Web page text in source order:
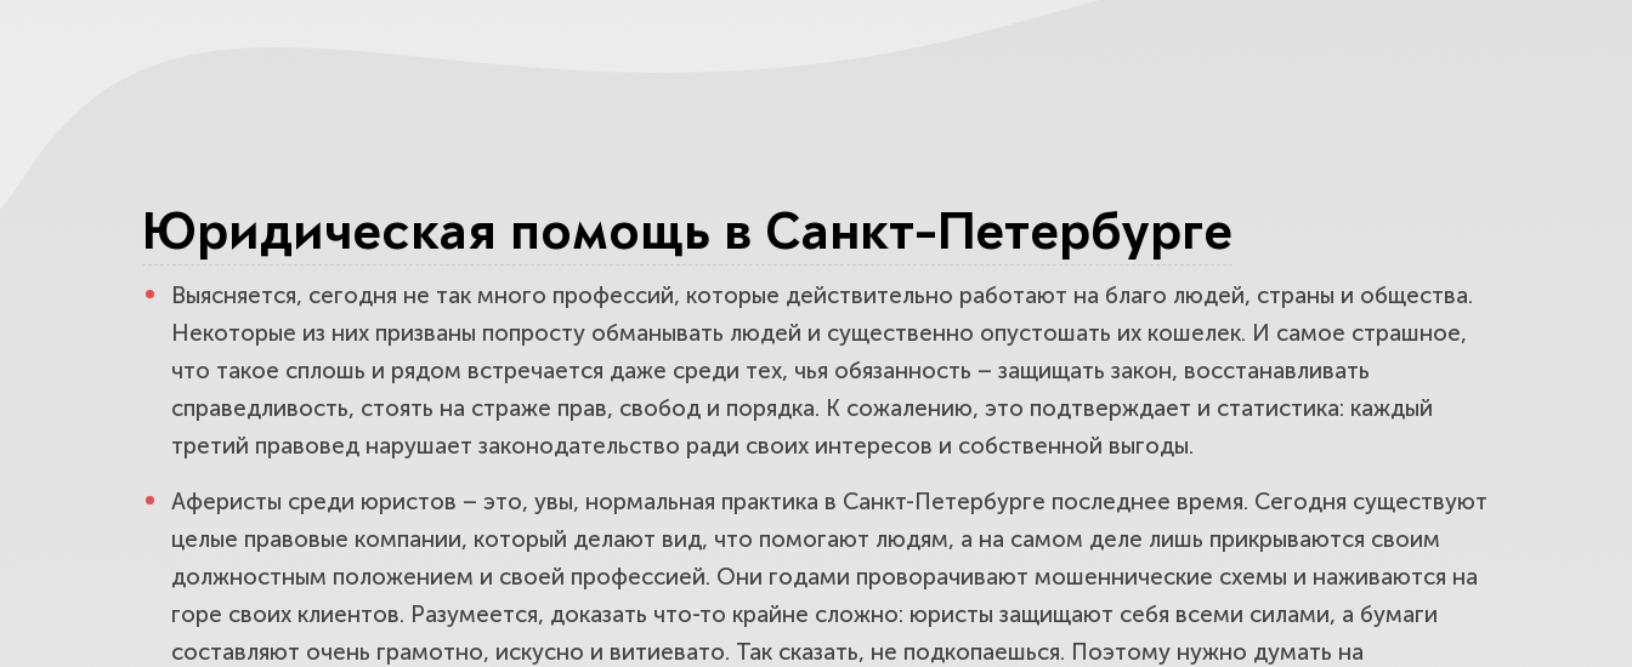
Какие юристы вас обокрадут
На что обратить внимание при выборе юридической фирмы?
Юридическая помощь в Санкт-Петербурге
Выясняется, сегодня не так много профессий, которые действительно работают на благо людей, страны и общества.
Некоторые из них призваны попросту обманывать людей и существенно опустошать их кошелек. И самое страшное,
что такое сплошь и рядом встречается даже среди тех, чья обязанность – защищать закон, восстанавливать
справедливость, стоять на страже прав, свобод и порядка. К сожалению, это подтверждает и статистика: каждый
третий правовед нарушает законодательство ради своих интересов и собственной выгоды.
Аферисты среди юристов – это, увы, нормальная практика в Санкт-Петербурге последнее время. Сегодня существуют
целые правовые компании, который делают вид, что помогают людям, а на самом деле лишь прикрываются своим
должностным положением и своей профессией. Они годами проворачивают мошеннические схемы и наживаются на
горе своих клиентов. Разумеется, доказать что-то крайне сложно: юристы защищают себя всеми силами, а бумаги
составляют очень грамотно, искусно и витиевато. Так сказать, не подкопаешься. Поэтому нужно думать на